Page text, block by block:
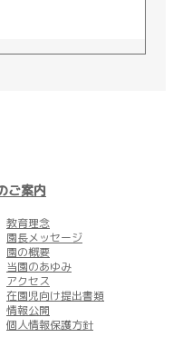
ご案内
教育理念
園長メッセージ
園の概要
当園のあゆみ
アクセス
在園児向け提出書類
情報公開
個人情報保護方針